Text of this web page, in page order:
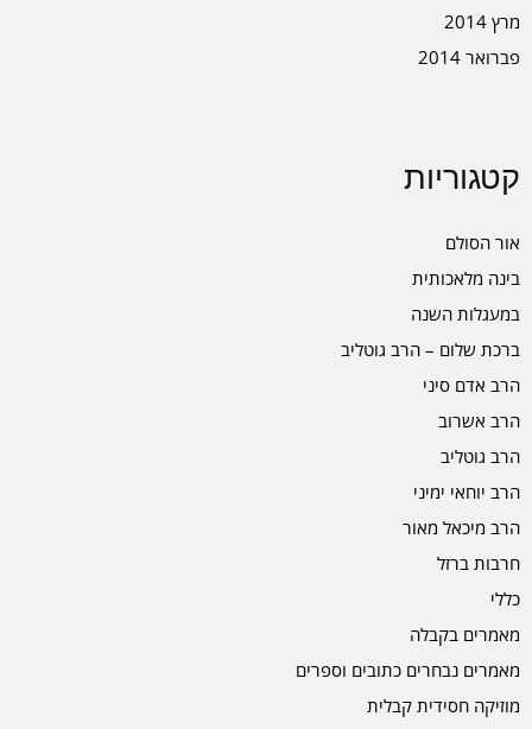
מרץ 2014
פברואר 2014
קטגוריות
אור הסולם
בינה מלאכותית
במעגלות השנה
ברכת שלום – הרב גוטליב
הרב אדם סיני
הרב אשרוב
הרב גוטליב
הרב יוחאי ימיני
הרב מיכאל מאור
חרבות ברזל
כללי
מאמרים בקבלה
מאמרים נבחרים כתובים וספרים
מוזיקה חסידית קבלית